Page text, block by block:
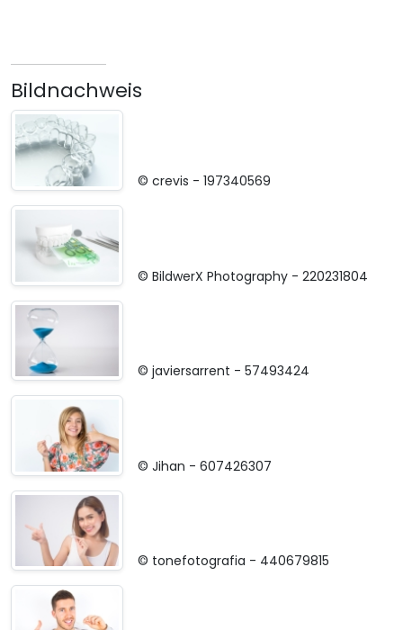
Bildnachweis
© crevis -197340569
© BildwerX Photography -220231804
© javiersarrent -57493424
© Jihan -607426307
© tonefotografia - 440679815